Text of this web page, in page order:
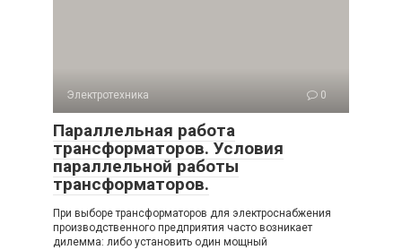
Электротехника 0
Параллельная работа
трансформаторов. Условия
параллельной работы
трансформаторов.
При выборе трансформаторов для электроснабжения
производственного предприятия часто возникает
дилемма: либо установить один мощный